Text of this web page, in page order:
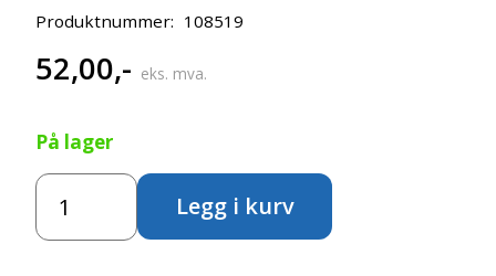
Produktnummer: 108519
52,00,- eks. mva.
På lager
Papirflagg
10
Legg i kurv